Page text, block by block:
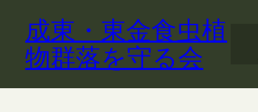
キ
成東・東金食虫植
物群落を守る会